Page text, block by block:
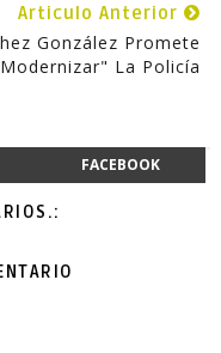
Articulo Anterior
González Promete
La Policía
FACEBOOK